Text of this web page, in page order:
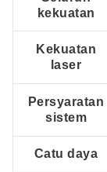
kekuatan
Kekuatan
laser
Persyaratan
sistem
Catu daya